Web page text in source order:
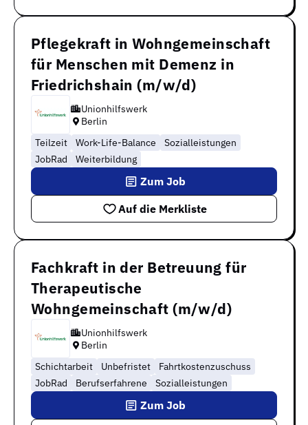
Pflegekraft in Wohngemeinschaft
für Menschen mit Demenz in
Friedrichshain (m/w/d)
Unionhilfswerk
Berlin
Teilzeit
Work-Life-Balance
Sozialleistungen
JobRad
Weiterbildung
Auf die Merkliste
Zum Job
Fachkraft in der Betreuung für
Therapeutische
Wohngemeinschaft (m/w/d)
Unionhilfswerk
Berlin
Schichtarbeit
Unbefristet
Fahrtkostenzuschuss
JobRad
Berufserfahrene Sozialleistungen
Zum Job